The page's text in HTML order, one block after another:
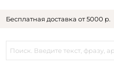
Бесплатная доставка от 5000 р.